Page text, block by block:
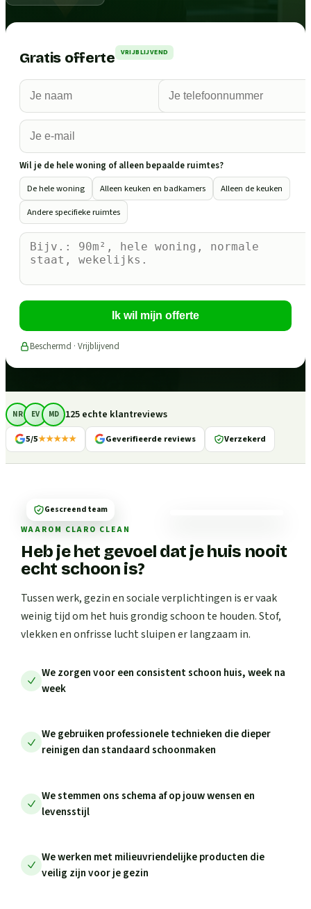
Gratis offerte VRIJBLIJVEND
Wil je de hele woning of alleen bepaalde ruimtes?
De hele woning
Alleen keuken en badkamers
Alleen de keuken
Andere specifieke ruimtes
Ik wil mijn offerte
Beschermd · Vrijblijvend
NR EV MD 125 echte klantreviews
5/5★★★★★ Geverifieerde reviews Verzekerd
WAAROM CLARO CLEAN
Heb je het gevoel dat je huis nooit
echt schoon is?
Tussen werk, gezin en sociale verplichtingen is er vaak
weinig tijd om het huis grondig schoon te houden. Stof,
vlekken en onfrisse lucht sluipen er langzaam in.
We zorgen voor een consistent schoon huis, week na
week
We gebruiken professionele technieken die dieper
reinigen dan standaard schoonmaken
We stemmen ons schema af op jouw wensen en
levensstijl
We werken met milieuvriendelijke producten die
veilig zijn voor je gezin
Gescreend team